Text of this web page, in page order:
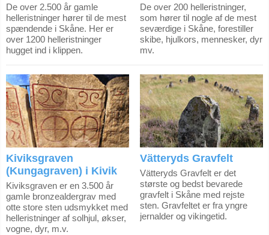
De over 2.500 år gamle
helleristninger hører til de mest
spændende i Skåne. Her er
over 1200 helleristninger
hugget ind i klippen.
De over 200 helleristninger,
som hører til nogle af de mest
seværdige i Skåne, forestiller
skibe, hjulkors, mennesker, dyr
mv.
Kiviksgraven
(Kungagraven) i Kivik
Kiviksgraven er en 3.500 år
gamle bronzealdergrav med
otte store sten udsmykket med
helleristninger af solhjul, økser,
vogne, dyr, m.v.
Vätteryds Gravfelt
Vätteryds Gravfelt er det
største og bedst bevarede
gravfelt i Skåne med rejste
sten. Gravfeltet er fra yngre
jernalder og vikingetid.